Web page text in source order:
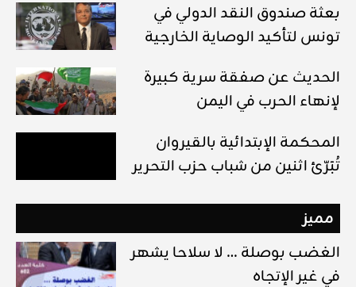
بعثة صندوق النقد الدولي في
تونس لتأكيد الوصاية الخارجية
الحديث عن صفقة سرية كبيرة
لإنهاء الحرب في اليمن
المحكمة الإبتدائية بالقيروان
تُبَرّئ اثنين من شباب حزب التحرير
مميز
الغضب بوصلة … لا سلاحا يشهر
في غير الإتجاه